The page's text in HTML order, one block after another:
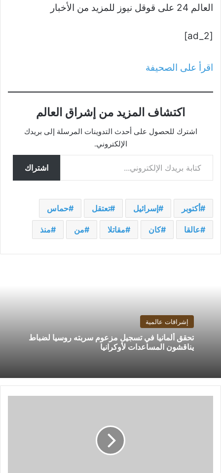
العالم 24 على قوقل نيوز للمزيد من الأخبار
[ad_2]
اقرأ على الصحيفة
اكتشاف المزيد من إشراق العالم
اشترك للحصول على أحدث التدوينات المرسلة إلى بريدك
الإلكتروني.
كتابة بريدك الإلكتروني...
اشتراك
أكتوبر إسرائيل تعتقل حماس
عالقا كان مقاتلا من منذ
إشراقات عالمية
تحقق ألمانيا في تسجيل مزعوم سربته روسيا لضباط
يناقشون المساعدات لأوكرانيا